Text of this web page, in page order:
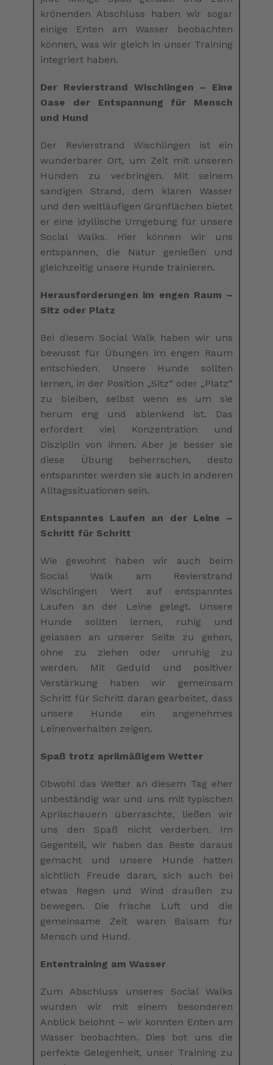
krönenden Abschluss haben wir sogar
einige Enten am Wasser beobachten
können, was wir gleich in unser Training
integriert haben.
Der Revierstrand Wischlingen – Eine
Oase der Entspannung für Mensch
und Hund
Der Revierstrand Wischlingen ist ein
wunderbarer Ort, um Zeit mit unseren
Hunden zu verbringen. Mit seinem
sandigen Strand, dem klaren Wasser
und den weitläufigen Grünflächen bietet
er eine idyllische Umgebung für unsere
Social Walks. Hier können wir uns
entspannen, die Natur genießen und
gleichzeitig unsere Hunde trainieren.
Herausforderungen im engen Raum –
Sitz oder Platz
Bei diesem Social Walk haben wir uns
bewusst für Übungen im engen Raum
entschieden. Unsere Hunde sollten
lernen, in der Position „Sitz“ oder „Platz“
zu bleiben, selbst wenn es um sie
herum eng und ablenkend ist. Das
erfordert viel Konzentration und
Disziplin von ihnen. Aber je besser sie
diese Übung beherrschen, desto
entspannter werden sie auch in anderen
Alltagssituationen sein.
Entspanntes Laufen an der Leine –
Schritt für Schritt
Wie gewohnt haben wir auch beim
Social Walk am Revierstrand
Wischlingen Wert auf entspanntes
Laufen an der Leine gelegt. Unsere
Hunde sollten lernen, ruhig und
gelassen an unserer Seite zu gehen,
ohne zu ziehen oder unruhig zu
werden. Mit Geduld und positiver
Verstärkung haben wir gemeinsam
Schritt für Schritt daran gearbeitet, dass
unsere Hunde ein angenehmes
Leinenverhalten zeigen.
Spaß trotz aprilmäßigem Wetter
Obwohl das Wetter an diesem Tag eher
unbeständig war und uns mit typischen
Aprilschauern überraschte, ließen wir
uns den Spaß nicht verderben. Im
Gegenteil, wir haben das Beste daraus
gemacht und unsere Hunde hatten
sichtlich Freude daran, sich auch bei
etwas Regen und Wind draußen zu
bewegen. Die frische Luft und die
gemeinsame Zeit waren Balsam für
Mensch und Hund.
Ententraining am Wasser
Zum Abschluss unseres Social Walks
wurden wir mit einem besonderen
Anblick belohnt – wir konnten Enten am
Wasser beobachten. Dies bot uns die
perfekte Gelegenheit, unser Training zu